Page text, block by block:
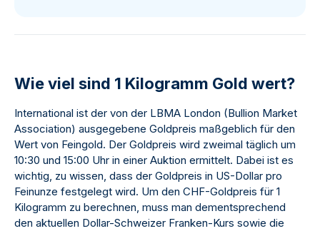
Wie viel sind 1 Kilogramm Gold wert?
International ist der von der LBMA London (Bullion Market
Association) ausgegebene Goldpreis maßgeblich für den
Wert von Feingold. Der Goldpreis wird zweimal täglich um
10:30 und 15:00 Uhr in einer Auktion ermittelt. Dabei ist es
wichtig, zu wissen, dass der Goldpreis in US-Dollar pro
Feinunze festgelegt wird. Um den CHF-Goldpreis für 1
Kilogramm zu berechnen, muss man dementsprechend
den aktuellen Dollar-Schweizer Franken-Kurs sowie die